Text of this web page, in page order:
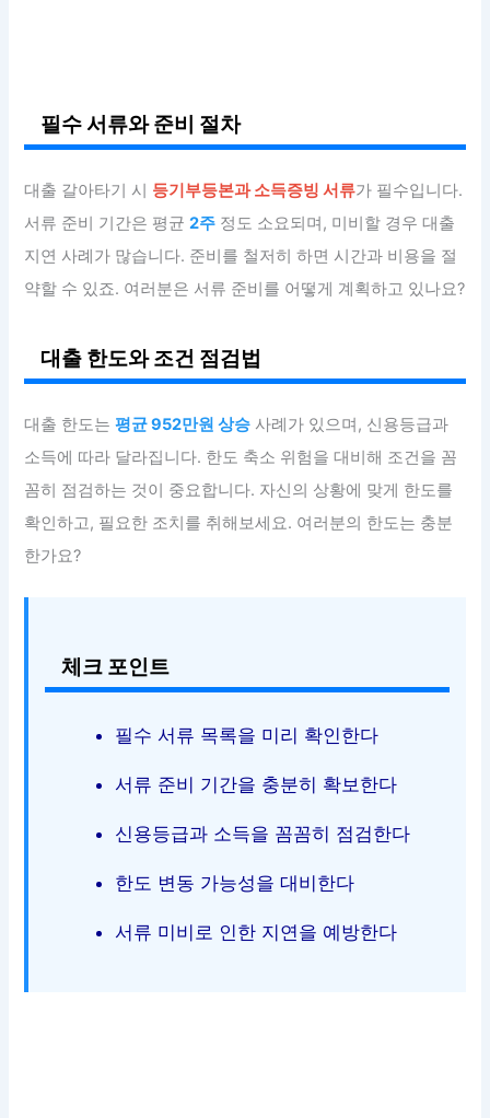
필수 서류와 준비 절차
대출 갈아타기 시 등기부등본과 소득증빙 서류가 필수입니다.
서류 준비 기간은 평균2주 정도 소요되며, 미비할 경우 대출
지연 사례가 많습니다. 준비를 철저히 하면 시간과 비용을 절
약할 수 있죠. 여러분은 서류 준비를 어떻게 계획하고 있나요?
대출 한도와 조건 점검법
대출 한도는평균 952만원 상승 사례가 있으며, 신용등급과
소득에 따라 달라집니다. 한도 축소 위험을 대비해 조건을 꼼
꼼히 점검하는 것이 중요합니다. 자신의 상황에 맞게 한도를
확인하고, 필요한 조치를 취해보세요. 여러분의 한도는 충분
한가요?
체크 포인트
필수 서류 목록을 미리 확인한다
서류 준비 기간을 충분히 확보한다
신용등급과 소득을 꼼꼼히 점검한다
한도 변동 가능성을 대비한다
서류 미비로 인한 지연을 예방한다